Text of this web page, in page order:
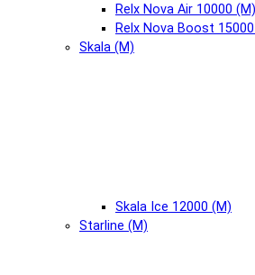
Relx Nova Air 10000 (М)
Relx Nova Boost
Skala (М)
Skala Ice 12000 (М)
Starline (М)